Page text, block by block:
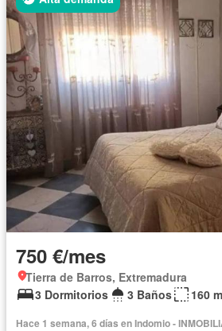
750 €/mes
Tierra de Barros, Extremadura
3 Dormitorios
3 Baños 160
Hace 1 semana, 6 días en Indomio -